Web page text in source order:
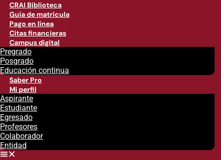
CRAI Biblioteca
Guía de matrícula
Pago en línea
Citas financieras
Campus digital
Pregrado
Posgrado
Educación continua
Saber Pro
Mi perfil
Aspirante
Estudiante
Egresado
Profesores
Colaborador
Entidad